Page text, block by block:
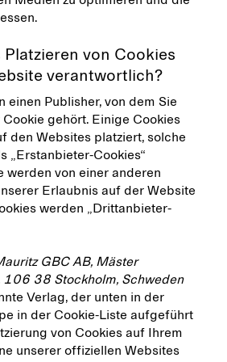
von Cookies
verantwortlich?
einen Publisher, von dem Sie
gehört. Einige Cookies
den Websites platziert, solche
„Erstanbieter-Cookies“
werden von einer anderen
Erlaubnis auf der Website
werden „Drittanbieter-
GBC AB, Mäster
106 38 Stockholm, Schweden
Verlag, der unten in der
in der Cookie-Liste aufgeführt
von Cookies auf Ihrem
unserer offiziellen Websites